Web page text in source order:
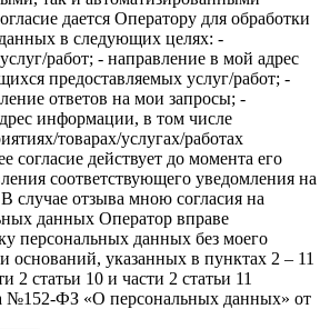
дается Оператору для обработки
в следующих целях: -
работ; - направление в мой адрес
предоставляемых услуг/работ; -
ответов на мои запросы; -
информации, в том числе
товарах/услугах/работах
согласие действует до момента его
соответствующего уведомления на
случае отзыва мною согласия на
данных Оператор вправе
персональных данных без моего
оснований, указанных в пунктах 2 – 11
2 статьи 10 и части 2 статьи 11
№152-ФЗ «О персональных данных» от